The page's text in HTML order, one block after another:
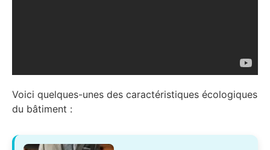
Voici quelques-unes des caractéristiques écologiques
du bâtiment :